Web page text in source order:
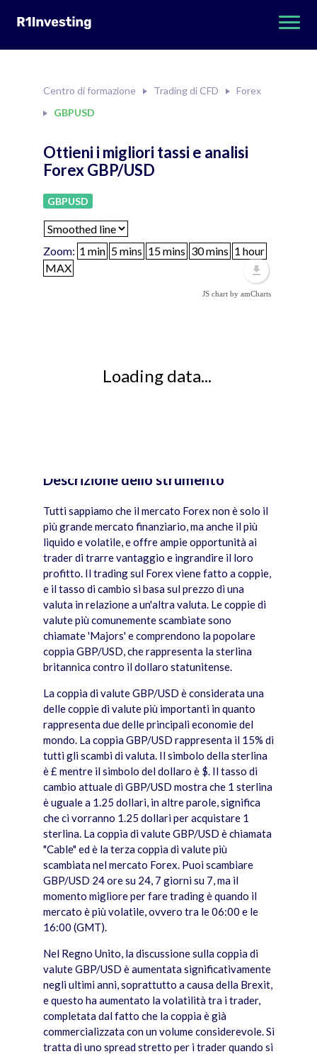
Centro di formazione Trading di CFD
Forex
GBPUSD
Ottieni i migliori tassi e analisi
Forex GBP/USD
GBPUSD
Loading data...
Zoom:
JS chart by amCharts
JS chart by amCharts
Descrizione dello strumento
Tutti sappiamo che il mercato Forex non è solo il
più grande mercato finanziario, ma anche il più
liquido e volatile, e offre ampie opportunità ai
trader di trarre vantaggio e ingrandire il loro
profitto. Il trading sul Forex viene fatto a coppie,
e il tasso di cambio si basa sul prezzo di una
valuta in relazione a un'altra valuta. Le coppie di
valute più comunemente scambiate sono
chiamate 'Majors' e comprendono la popolare
coppia GBP/USD, che rappresenta la sterlina
britannica contro il dollaro statunitense.
La coppia di valute GBP/USD è considerata una
delle coppie di valute più importanti in quanto
rappresenta due delle principali economie del
mondo. La coppia GBP/USD rappresenta il 15% di
tutti gli scambi di valuta. Il simbolo della sterlina
è £ mentre il simbolo del dollaro è $. Il tasso di
cambio attuale di GBP/USD mostra che 1 sterlina
è uguale a 1.25 dollari, in altre parole, significa
che ci vorranno 1.25 dollari per acquistare 1
sterlina. La coppia di valute GBP/USD è chiamata
"Cable" ed è la terza coppia di valute più
scambiata nel mercato Forex. Puoi scambiare
GBP/USD 24 ore su 24, 7 giorni su 7, ma il
momento migliore per fare trading è quando il
mercato è più volatile, ovvero tra le 06:00 e le
16:00 (GMT).
Nel Regno Unito, la discussione sulla coppia di
valute GBP/USD è aumentata significativamente
negli ultimi anni, soprattutto a causa della Brexit,
e questo ha aumentato la volatilità tra i trader,
completata dal fatto che la coppia è già
commercializzata con un volume considerevole. Si
tratta di uno spread stretto per i trader quando si